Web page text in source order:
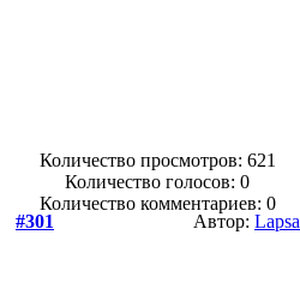
Количество просмотров: 621
Количество голосов:0
Количество комментариев: 0
#301
Автор: Lapsa